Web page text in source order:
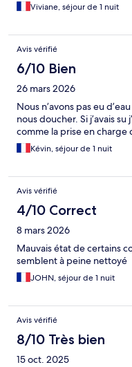
Viviane, séjour de 1 nuit
Avis vérifié
6/10 Bien
26 mars 2026
Nous n’avons pas eu
nous doucher. Si j’avais
comme la prise en
Kévin, séjour de 1 nuit
Avis vérifié
4/10 Correct
8 mars 2026
Mauvais état de certains
semblent à peine nettoyé
JOHN, séjour de 1 nuit
Avis vérifié
8/10 Très bien
15 oct. 2025